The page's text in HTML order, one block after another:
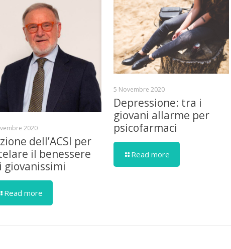
2020
dell’ACSI per
il benessere
giovanissimi
Read more
5 Novembre 2020
Depressione: tra i
giovani allarme per
psicofarmaci
Read more